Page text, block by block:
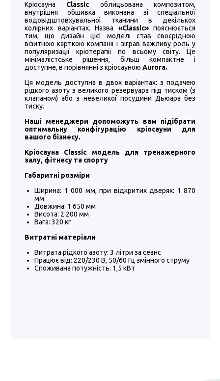
Кріосауна Classic облицьована композитом,
внутрішня обшивка виконана зі спеціальної
водовідштовхувальної тканини в декількох
колірних варіантах. Назва «Classic» пояснюється
тим, що дизайн цієї моделі став своєрідною
візитною карткою компанії і зіграв важливу роль у
популяризації кріотерапії по всьому світу. Це
мінімалістське рішення, більш компактне і
доступне, в порівнянні з кріосауною Aurora.
Ця модель доступна в двох варіантах: з подачею
рідкого азоту з великого резервуара під тиском (з
клапаном) або з невеликої посудини Дьюара без
тиску.
Наші менеджери допоможуть вам підібрати
оптимальну конфігурацію кріосауни для
вашого бізнесу.
Кріосауна Classic модель для тренажерного
залу, фітнесу та спорту
Габаритні розміри
Ширина: 1 000 мм, при відкритих дверях: 1 870
мм
Довжина: 1 650 мм
Висота: 2 200 мм
Вага: 320 кг
Витратні матеріали
Витрата рідкого азоту: 3 літри за сеанс
Працює від: 220/230 В, 50/60 Гц змінного струму
Споживана потужність: 1,5 кВт